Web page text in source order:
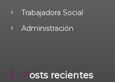
Trabajadora Social
Administración
Posts recientes